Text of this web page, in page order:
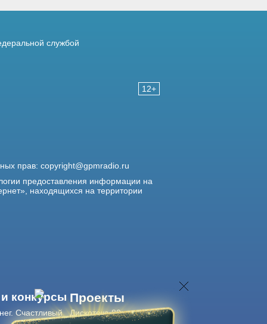
12+
службой
прав: copyright@gpmradio.ru
предоставления информации на
находящихся на территории
конкурсы
Счастливый
Проекты
Дискотека 80-х